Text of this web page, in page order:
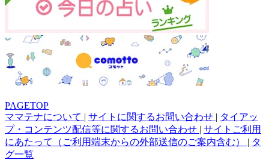
PAGETOP
ママテナについて | サイトに関するお問い合わせ | タイアッ
プ・コンテンツ配信等に関するお問い合わせ | サイトご利用
にあたって（ご利用端末からの外部送信のご案内含む） | タ
グ一覧